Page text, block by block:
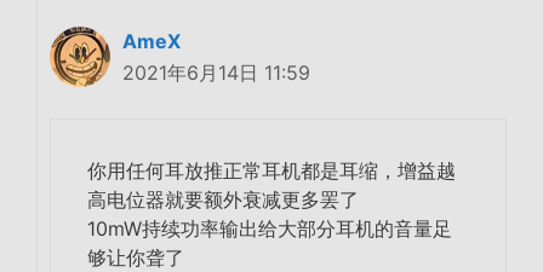
AmeX
2021年6月14日 11:59
你用任何耳放推正常耳机都是耳缩，增益越
高电位器就要额外衰减更多罢了
10mW持续功率输出给大部分耳机的音量足
够让你聋了